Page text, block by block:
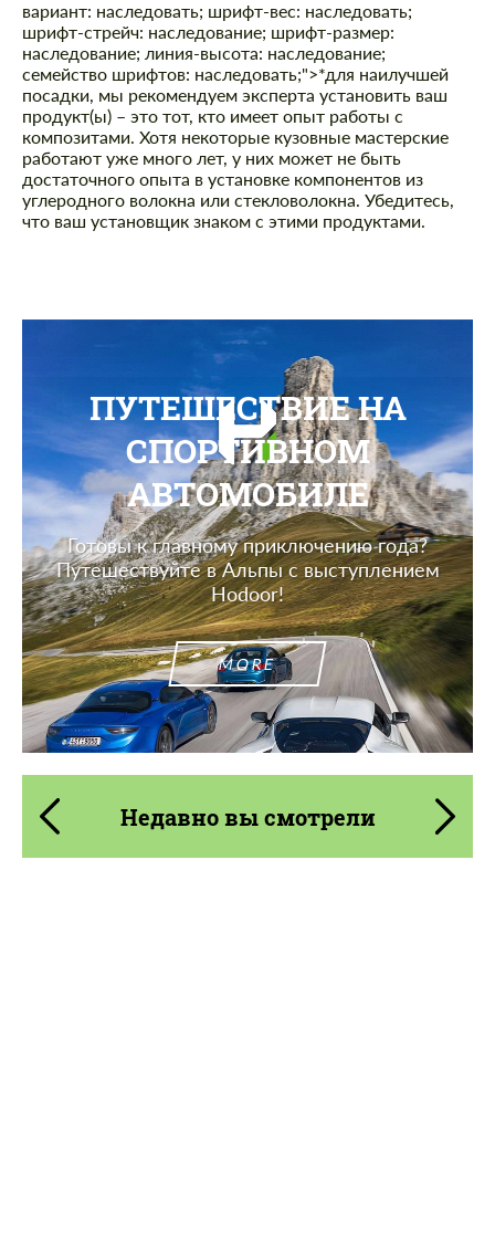
вариант: наследовать; шрифт-вес: наследовать;
шрифт-стрейч: наследование; шрифт-размер:
наследование; линия-высота: наследование;
семейство шрифтов: наследовать;">*для наилучшей
посадки, мы рекомендуем эксперта установить ваш
продукт(ы) – это тот, кто имеет опыт работы с
композитами. Хотя некоторые кузовные мастерские
работают уже много лет, у них может не быть
достаточного опыта в установке компонентов из
углеродного волокна или стекловолокна. Убедитесь,
что ваш установщик знаком с этими продуктами.
ПУТЕШЕСТВИЕ НА
СПОРТИВНОМ
АВТОМОБИЛЕ
Готовы к главному приключению года?
Путешествуйте в Альпы с выступлением
Hodoor!
MORE
Недавно вы смотрели